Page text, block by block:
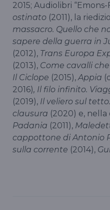
2015; Audiolibri “Emons-
ostinato (2011), la
massacro. Quello che
sapere della guerra in
(2012), Trans Europa
(2013), Come cavalli
Il Ciclope (2015),Appia
2016), Il filo infinito.
(2019), Il veliero sul
clausura (2020) e,
Padania (2011),
cappottone di Antonio
sulla corrente (2014),